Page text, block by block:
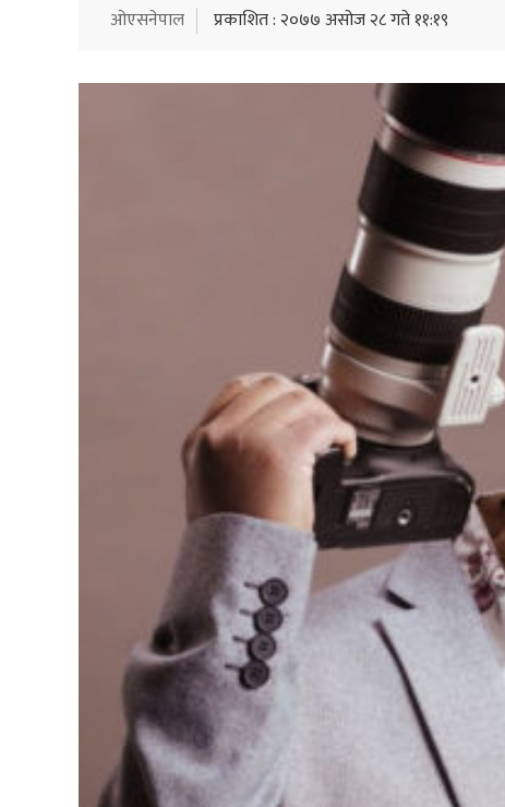
ओएसनेपाल प्रकाशित : २०७७ असोज २८ गते ११:१९